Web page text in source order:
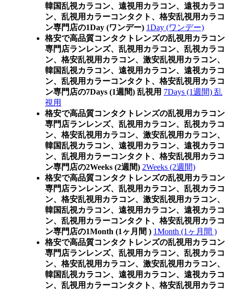
韓国乱視カラコン、遠視用カラコン、遠視カラコ
ン、乱視用カラーコンタクト、格安乱視用カラコ
ン専門店の1Day (ワンデー) 1Day (ワンデー)
格安で高品質コンタクトレンズの乱視用カラコン
専門店ランレンズ、乱視用カラコン、乱視カラコ
ン、格安乱視用カラコン、激安乱視用カラコン、
韓国乱視カラコン、遠視用カラコン、遠視カラコ
ン、乱視用カラーコンタクト、格安乱視用カラコ
ン専門店の7Days (1週間) 乱視用 7Days (1週間) 乱
視用
格安で高品質コンタクトレンズの乱視用カラコン
専門店ランレンズ、乱視用カラコン、乱視カラコ
ン、格安乱視用カラコン、激安乱視用カラコン、
韓国乱視カラコン、遠視用カラコン、遠視カラコ
ン、乱視用カラーコンタクト、格安乱視用カラコ
ン専門店の2Weeks (2週間) 2Weeks (2週間)
格安で高品質コンタクトレンズの乱視用カラコン
専門店ランレンズ、乱視用カラコン、乱視カラコ
ン、格安乱視用カラコン、激安乱視用カラコン、
韓国乱視カラコン、遠視用カラコン、遠視カラコ
ン、乱視用カラーコンタクト、格安乱視用カラコ
ン専門店の1Month (1ヶ月間 ) 1Month (1ヶ月間 )
格安で高品質コンタクトレンズの乱視用カラコン
専門店ランレンズ、乱視用カラコン、乱視カラコ
ン、格安乱視用カラコン、激安乱視用カラコン、
韓国乱視カラコン、遠視用カラコン、遠視カラコ
ン、乱視用カラーコンタクト、格安乱視用カラコ